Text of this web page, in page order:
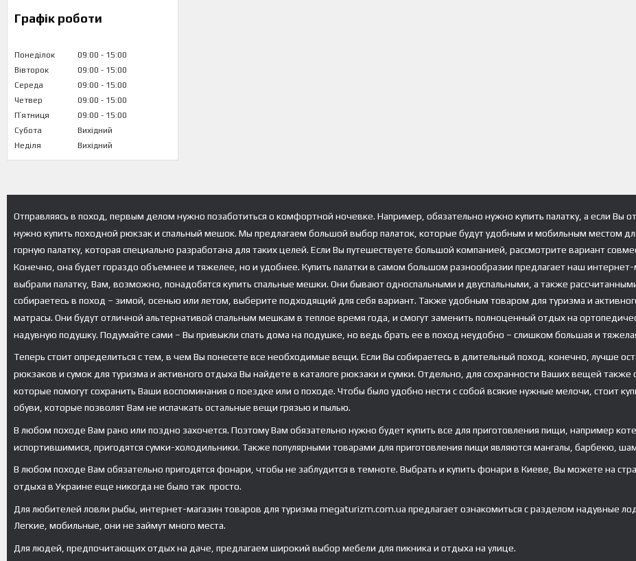
Графік роботи
Понеділок 09:00
15:00
Вівторок
09:00
15:00
Середа
09:00
15:00
Четвер
09:00
15:00
Пʼятниця
09:00
15:00
Субота
Вихідний
Неділя
Вихідний
Отправляясь в поход, первым делом нужно позаботиться о комфортной ночевке. Например, обязательно нужно купить палатку, а если Вы
нужно купить походной рюкзак и спальный мешок. Мы предлагаем большой выбор палаток, которые будут удобным и мобильным местом
горную палатку, которая специально разработана для таких целей. Если Вы путешествуете большой компанией, рассмотрите вариант
Конечно, она будет гораздо объемнее и тяжелее, но и удобнее. Купить палатки в самом большом разнообразии предлагает наш интернет-
выбрали палатку, Вам, возможно, понадобятся купить спальные мешки. Они бывают односпальными и двуспальными, а также
собираетесь в поход – зимой, осенью или летом, выберите подходящий для себя вариант. Также удобным товаром для туризма и
матрасы. Они будут отличной альтернативой спальным мешкам в теплое время года, и смогут заменить полноценный отдых на
надувную подушку. Подумайте сами – Вы привыкли спать дома на подушке, но ведь брать ее в поход неудобно – слишком большая и
Теперь стоит определиться с тем, в чем Вы понесете все необходимые вещи. Если Вы собираетесь в длительный поход, конечно, лучше
рюкзаков и сумок для туризма и активного отдыха Вы найдете в каталоге рюкзаки и сумки. Отдельно, для сохранности Ваших вещей также
которые помогут сохранить Ваши воспоминания о поездке или о походе. Чтобы было удобно нести с собой всякие нужные мелочи, стоит
обуви, которые позволят Вам не испачкать остальные вещи грязью и пылью.
В любом походе Вам рано или поздно захочется. Поэтому Вам обязательно нужно будет купить все для приготовления пищи, например
испортившимися, пригодятся сумки-холодильники. Также популярными товарами для приготовления пищи являются мангалы, барбекю,
В любом походе Вам обязательно пригодятся фонари, чтобы не заблудится в темноте. Выбрать и купить фонари в Киеве, Вы можете на
отдыха в Украине еще никогда не было так просто.
Для любителей ловли рыбы, интернет-магазин товаров для туризма megaturizm.com.ua предлагает ознакомиться с разделом надувные
Легкие, мобильные, они не займут много места.
Для людей, предпочитающих отдых на даче, предлагаем широкий выбор мебели для пикника и отдыха на улице.